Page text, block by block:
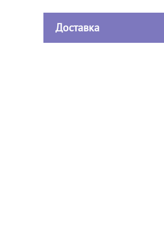
Доставка